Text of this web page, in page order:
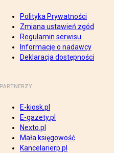
Polityka Prywatności
Zmiana ustawień zgód
Regulamin serwisu
Informacje o nadawcy
Deklaracja dostępności
PARTNERZY
E-kiosk.pl
E-gazety.pl
Nexto.pl
Mała księgowość
Kancelarierp.pl